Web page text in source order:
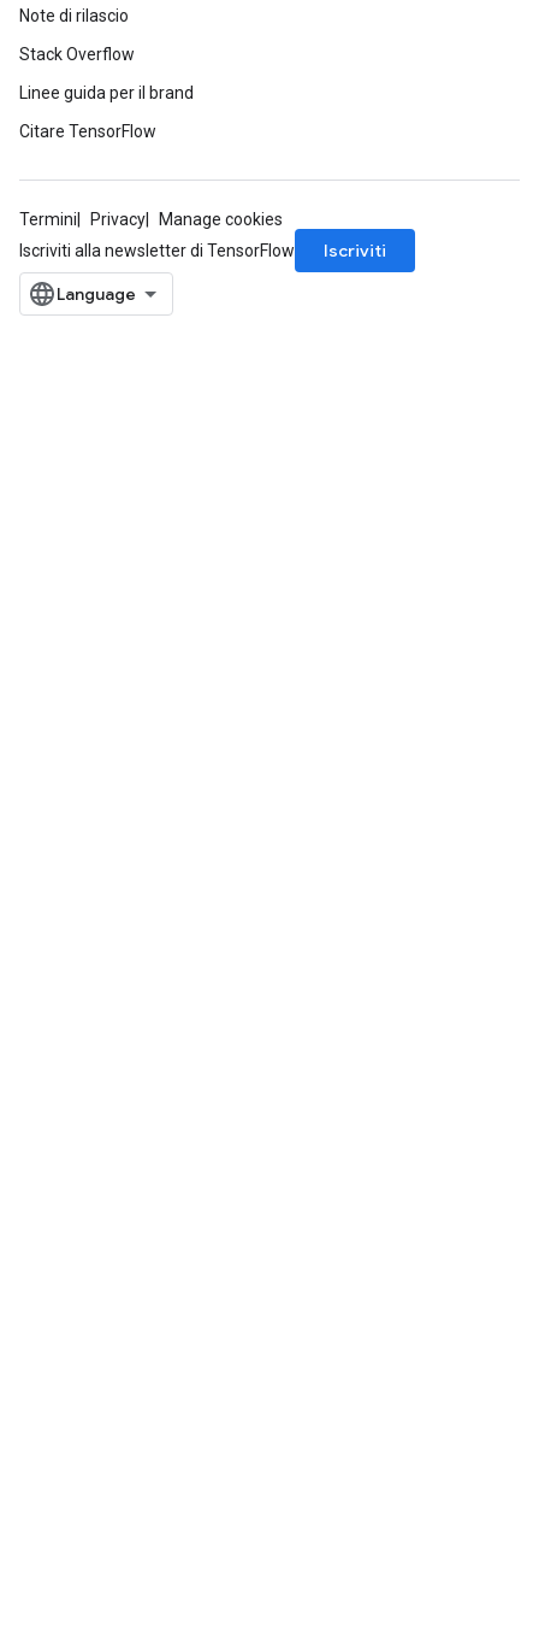
Note di rilascio
Stack Overflow
Linee guida per il brand
Citare TensorFlow
Termini Privacy
Manage cookies
Iscriviti alla newsletter di TensorFlow
Iscriviti